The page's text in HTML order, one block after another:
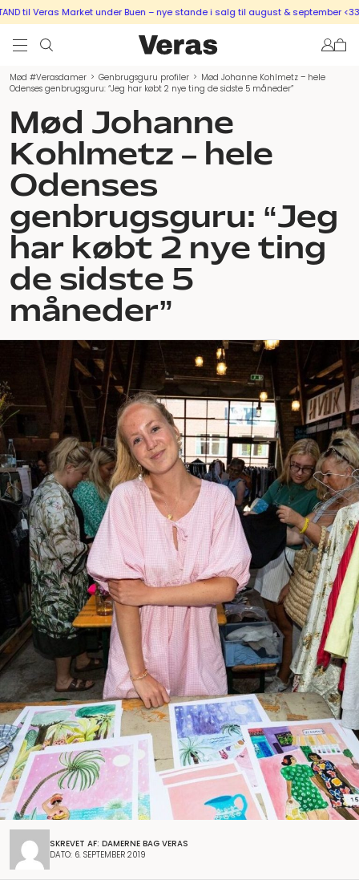
Market under Buen – nye stande i salg til august & september <333 SÆLG
Mød #Verasdamer > Genbrugsguru profiler > Mød Johanne Kohlmetz – hele
Odenses genbrugsguru: “Jeg har købt 2 nye ting de sidste 5 måneder”
Mød Johanne
Kohlmetz – hele
Odenses
genbrugsguru: “Jeg
har købt 2 nye ting
de sidste 5
måneder”
SKREVET AF: DAMERNE BAG VERAS
DATO: 6. SEPTEMBER 2019